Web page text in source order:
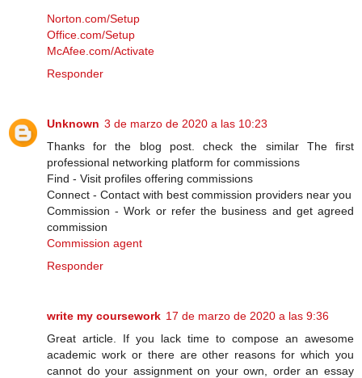
Norton.com/Setup
Office.com/Setup
McAfee.com/Activate
Responder
Unknown 3 de marzo de 2020 a las 10:23
Thanks for the blog post. check the similar The first
professional networking platform for commissions
Find - Visit profiles offering commissions
Connect - Contact with best commission providers near you
Commission - Work or refer the business and get agreed
commission
Commission agent
Responder
write my coursework 17 de marzo de 2020 a las 9:36
Great article. If you lack time to compose an awesome
academic work or there are other reasons for which you
cannot do your assignment on your own, order an essay